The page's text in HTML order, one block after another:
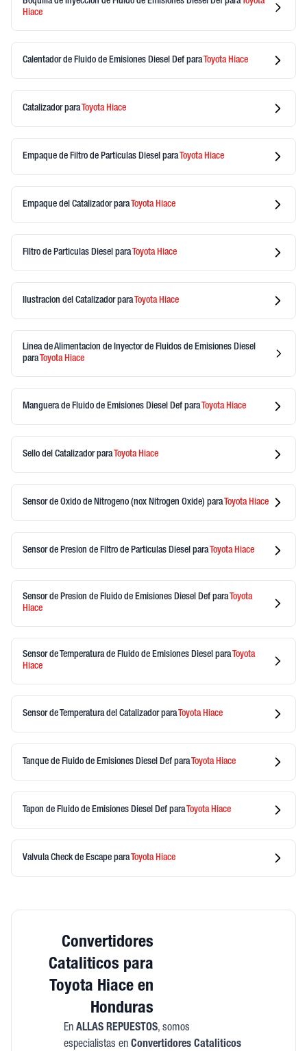
Hiace
Calentador de Fluido de Emisiones Diesel Def paraToyotaHiace
CatalizadorparaToyotaHiace
Empaque de Filtro de Particulas Diesel paraToyotaHiace
Empaque del CatalizadorparaToyotaHiace
Filtro de Particulas Diesel paraToyotaHiace
Ilustracion del CatalizadorparaToyotaHiace
Linea de Alimentacion de Inyector de Fluidos de Emisiones Diesel
para ToyotaHiace
Manguera de Fluido de Emisiones Diesel Def paraToyotaHiace
Sello del CatalizadorparaToyotaHiace
Sensor de Oxido de Nitrogeno (nox Nitrogen Oxide) paraToyotaHiace
Sensor de Presion de Filtro de Particulas Diesel paraToyotaHiace
Sensor de Presion de Fluido de Emisiones Diesel Def para Toyota
Hiace
Sensor de Temperatura de Fluido de Emisiones Diesel para Toyota
Hiace
Sensor de Temperatura del CatalizadorparaToyotaHiace
Tanque de Fluido de Emisiones Diesel Def paraToyotaHiace
Tapon de Fluido de Emisiones Diesel Def paraToyotaHiace
Valvula Check de Escape paraToyotaHiace
Convertidores
Cataliticos para
Toyota Hiace en
Honduras
En ALLAS REPUESTOS, somos
especialistas en Convertidores Cataliticos